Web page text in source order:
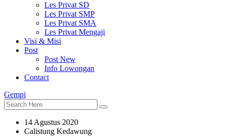
Les Privat SD
Les Privat SMP
Les Privat SMA
Les Privat Mengaji
Visi & Misi
Post
Post New
Info Lowongan
Contact
Gempi
14 Agustus 2020
Calistung Kedawung